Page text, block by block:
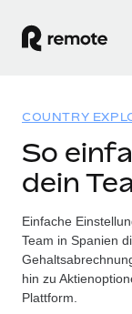
WELTWEITE
Globale
Einfache,
Employer
Weltweites
Lösungen
WELTWEITE
Country
Ressourcen
TOOLS UND
Preise
COUNTRY
So
dein
Einfache
Team in Spanien
hin zu
Plattform.